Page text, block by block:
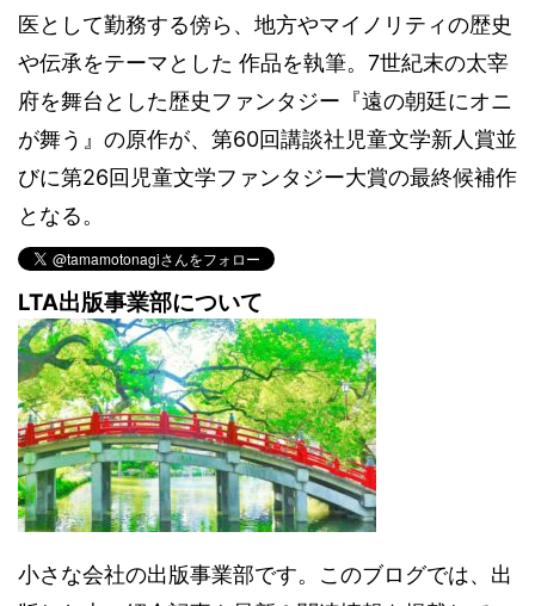
医として勤務する傍ら、地方やマイノリティの歴史
や伝承をテーマとした 作品を執筆。7世紀末の太宰
府を舞台とした歴史ファンタジー『遠の朝廷にオニ
が舞う』の原作が、第60回講談社児童文学新人賞並
びに第26回児童文学ファンタジー大賞の最終候補作
となる。
LTA出版事業部について
小さな会社の出版事業部です。このブログでは、出